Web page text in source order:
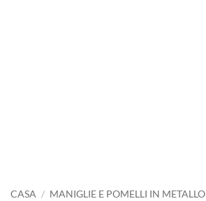
CASA / MANIGLIE E POMELLI IN METALLO